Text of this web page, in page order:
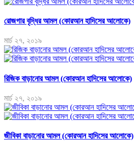
রোজগার বৃদ্ধির আমল (কোরআন হাদিসের আলোকে)
মার্চ ২৭, ২০১৯
রিজিক বাড়ানোর আমল (কোরআন হাদিসের আলোকে)
মার্চ ২৭, ২০১৯
জীবিকা বাড়ানোর আমল (কোরআন হাদিসের আলোকে)